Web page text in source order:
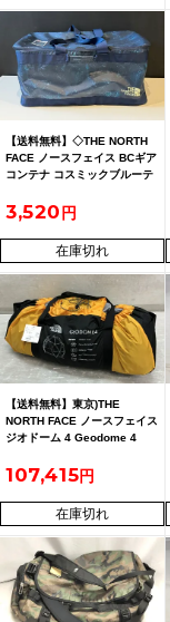
【送料無料】◇THE NORTH
FACE ノースフェイス BCギア
コンテナ コスミックブルーテ
3,520
在庫切れ
【送料無料】東京)THE
NORTH FACE ノースフェイス
ジオドーム 4 Geodome 4
107,415
在庫切れ